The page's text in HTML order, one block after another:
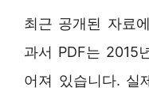
최근 공개된 자료
과서 PDF는 2015
어져 있습니다. 실